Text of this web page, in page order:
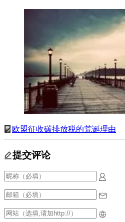
提交评论
欧盟征收碳排放税的荒诞理由